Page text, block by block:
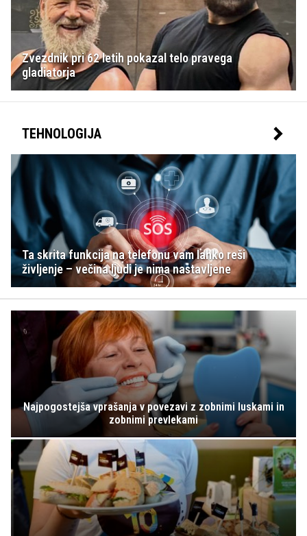
Zvezdnik pri 62 letih pokazal telo pravega
gladiatorja
TEHNOLOGIJA
Ta skrita funkcija na telefonu vam lahko reši
življenje – večina ljudi je nima nastavljene
Najpogostejša vprašanja v povezavi z zobnimi luskami in
zobnimi prevlekami